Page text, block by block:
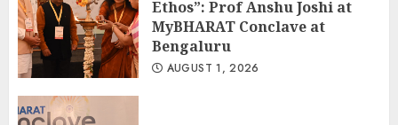
Ethos”: Prof Anshu Joshi at
MyBHARAT Conclave at
Bengaluru
AUGUST 1, 2026